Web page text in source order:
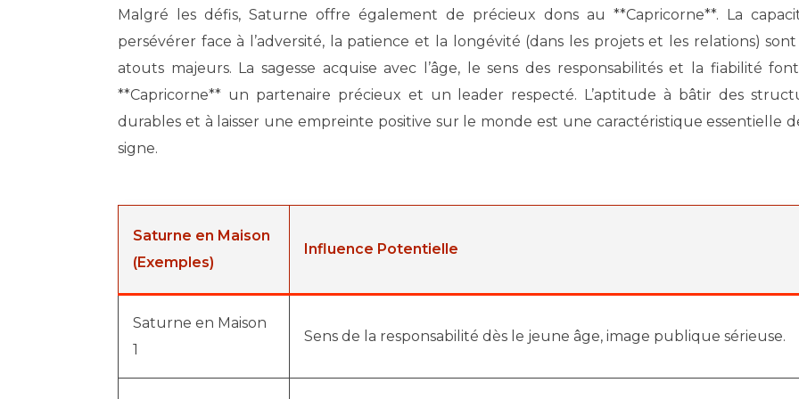
Malgré les défis, Saturne offre également de précieux dons au **Capricorne**. La
persévérer face à l’adversité, la patience et la longévité (dans les projets et les relations)
atouts majeurs. La sagesse acquise avec l’âge, le sens des responsabilités et la fiabilité
**Capricorne** un partenaire précieux et un leader respecté. L’aptitude à bâtir des
durables et à laisser une empreinte positive sur le monde est une caractéristique essentielle
signe.
Saturne en Maison
(Exemples)
Influence Potentielle
Saturne en Maison
1
Sens de la responsabilité dès le jeune âge, image publique sérieuse.